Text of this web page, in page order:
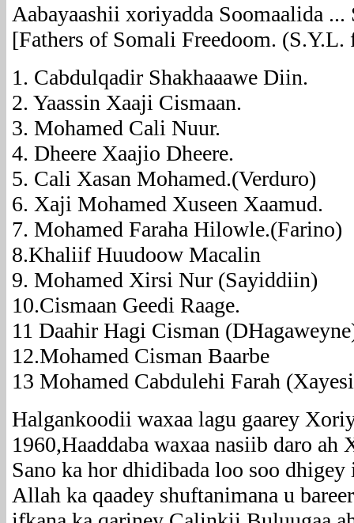
Aabayaashii xoriyadda Soomaalida
[Fathers of Somali Freedoom.
1. Cabdulqadir Shakhaaawe Diin.
2. Yaassin Xaaji Cismaan.
3. Mohamed Cali Nuur.
4. Dheere Xaajio Dheere.
5. Cali Xasan Mohamed.(Verduro)
6. Xaji Mohamed Xuseen Xaamud.
7. Mohamed Faraha Hilowle.(Farino)
8.Khaliif Huudoow Macalin
9. Mohamed Xirsi Nur (Sayiddiin)
10.Cismaan Geedi Raage.
11 Daahir Hagi Cisman
12.Mohamed Cisman Baarbe
13 Mohamed Cabdulehi Farah
Halgankoodii waxaa lagu gaarey
1960,Haaddaba waxaa nasiib daro
Sano ka hor dhidibada loo soo
Allah ka qaadey shuftanimana u